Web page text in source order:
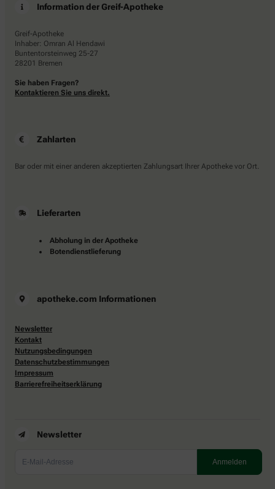
Information der Greif-Apotheke
Greif-Apotheke
Inhaber: Omran Al Hendawi
Buntentorsteinweg 25-27
28201 Bremen
Sie haben Fragen?
Kontaktieren Sie uns direkt.
Zahlarten
Bar oder mit einer anderen akzeptierten Zahlungsart Ihrer Apotheke vor Ort.
Lieferarten
Abholung in der Apotheke
Botendienstlieferung
apotheke.com Informationen
Newsletter
Kontakt
Nutzungsbedingungen
Datenschutzbestimmungen
Impressum
Barrierefreiheitserklärung
Newsletter